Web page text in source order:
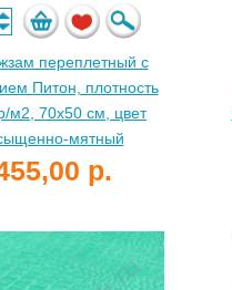
переплетный с
Питон, плотность
м2, 70х50 см, цвет
мятный
р.